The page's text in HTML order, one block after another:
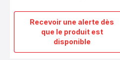
Recevoir une alerte dès
que le produit est
disponible
Ingenio
6
Poignée